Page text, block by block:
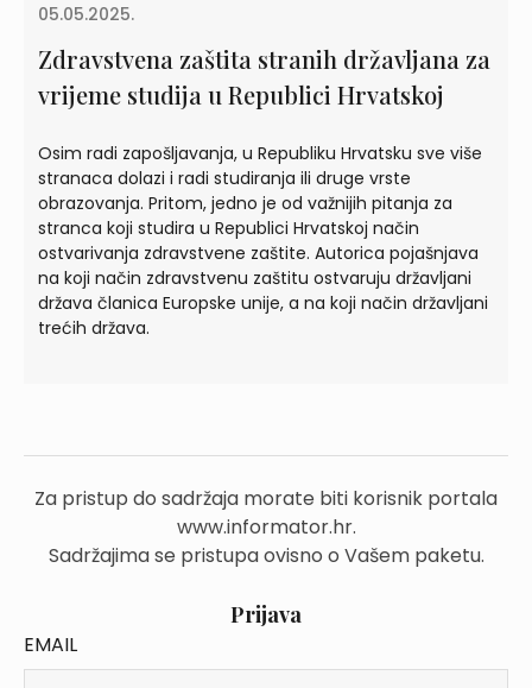
05.05.2025.
Zdravstvena zaštita stranih državljana za
vrijeme studija u Republici Hrvatskoj
Osim radi zapošljavanja, u Republiku Hrvatsku sve više
stranaca dolazi i radi studiranja ili druge vrste
obrazovanja. Pritom, jedno je od važnijih pitanja za
stranca koji studira u Republici Hrvatskoj način
ostvarivanja zdravstvene zaštite. Autorica pojašnjava
na koji način zdravstvenu zaštitu ostvaruju državljani
država članica Europske unije, a na koji način državljani
trećih država.
Za pristup do sadržaja morate biti korisnik portala
www.informator.hr.
Sadržajima se pristupa ovisno o Vašem paketu.
Prijava
EMAIL